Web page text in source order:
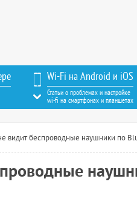
Wi-Fi на Android и iOS
Статьи о проблемах и настройке
wi-fi на смартфонах и планшетах
видит беспроводные наушники по